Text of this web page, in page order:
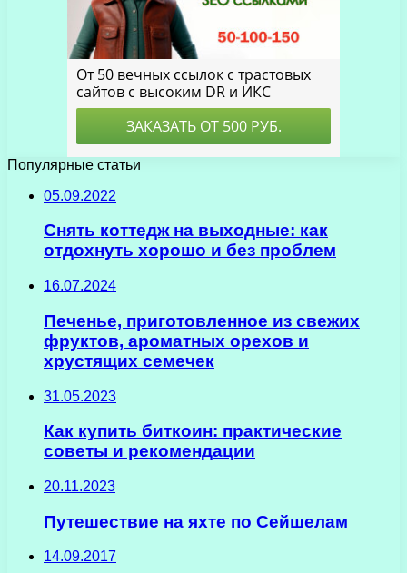
Популярные статьи
05.09.2022
Снять коттедж на выходные: как
отдохнуть хорошо и без проблем
16.07.2024
Печенье, приготовленное из свежих
фруктов, ароматных орехов и
хрустящих семечек
31.05.2023
Как купить биткоин: практические
советы и рекомендации
20.11.2023
Путешествие на яхте по Сейшелам
14.09.2017